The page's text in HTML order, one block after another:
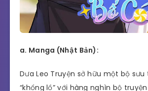
a. Manga (Nhật Bản):
Dưa Leo Truyện sở hữu một bộ sưu
“khổng lồ” với hàng nghìn bộ